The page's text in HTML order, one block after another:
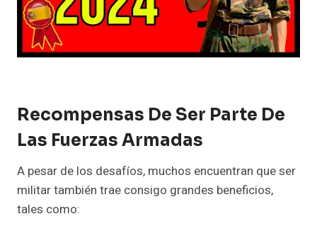
Recompensas De Ser Parte De
Las Fuerzas Armadas
A pesar de los desafíos, muchos encuentran que ser
militar también trae consigo grandes beneficios,
tales como: